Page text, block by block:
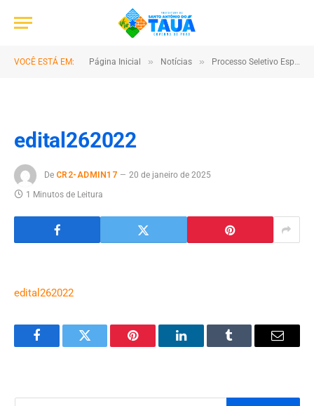
VOCÊ ESTÁ EM: Página Inicial » Notícias » Processo Seletivo Especial 2022
edital262022
De CR2-ADMIN17
20 de janeiro de 2025
1 Minutos de Leitura
edital262022
FacebookTwitter Pinterest LinkedInTumblr Email